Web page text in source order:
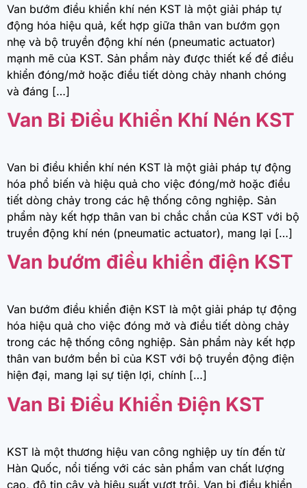
Van bướm điều khiển khí nén KST là một giải pháp tự
động hóa hiệu quả, kết hợp giữa thân van bướm gọn
nhẹ và bộ truyền động khí nén (pneumatic actuator)
mạnh mẽ của KST. Sản phẩm này được thiết kế để điều
khiển đóng/mở hoặc điều tiết dòng chảy nhanh chóng
và đáng […]
Van Bi Điều Khiển Khí Nén KST
Van bi điều khiển khí nén KST là một giải pháp tự động
hóa phổ biến và hiệu quả cho việc đóng/mở hoặc điều
tiết dòng chảy trong các hệ thống công nghiệp. Sản
phẩm này kết hợp thân van bi chắc chắn của KST với bộ
truyền động khí nén (pneumatic actuator), mang lại […]
Van bướm điều khiển điện KST
Van bướm điều khiển điện KST là một giải pháp tự động
hóa hiệu quả cho việc đóng mở và điều tiết dòng chảy
trong các hệ thống công nghiệp. Sản phẩm này kết hợp
thân van bướm bền bỉ của KST với bộ truyền động điện
hiện đại, mang lại sự tiện lợi, chính […]
Van Bi Điều Khiển Điện KST
KST là một thương hiệu van công nghiệp uy tín đến từ
Hàn Quốc, nổi tiếng với các sản phẩm van chất lượng
cao, độ tin cậy và hiệu suất vượt trội. Van bi điều khiển